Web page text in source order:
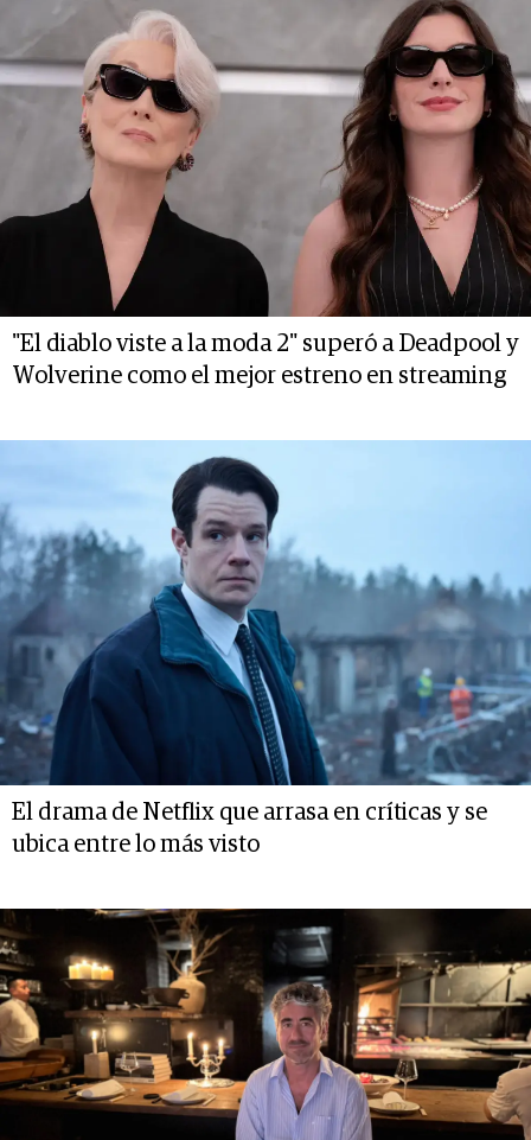
"El diablo viste a la moda 2" superó a Deadpool y
Wolverine como el mejor estreno en streaming
El drama de Netflix que arrasa en críticas y se
ubica entre lo más visto